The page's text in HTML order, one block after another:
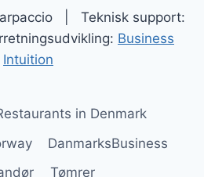
| Teknisk support:
Business
Intuition
in Denmark
DanmarksBusiness
Tømrer